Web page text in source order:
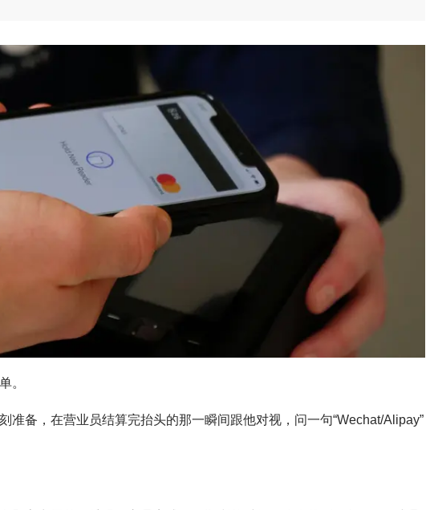
。
准备，在营业员结算完抬头的那一瞬间跟他对视，问一句“Wechat/Alipay”